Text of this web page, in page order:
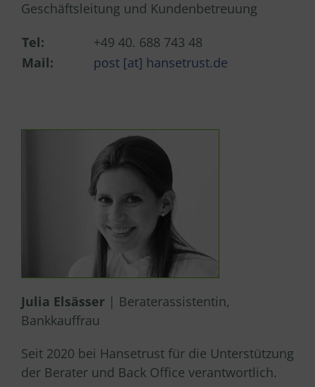
Geschäftsleitung und Kundenbetreuung
Tel:
+49 40. 688 743 48
Mail:
post [at] hansetrust.de
Julia Elsässer | Beraterassistentin,
Bankkauffrau
Seit 2020 bei Hansetrust für die Unterstützung
der Berater und Back Office verantwortlich.